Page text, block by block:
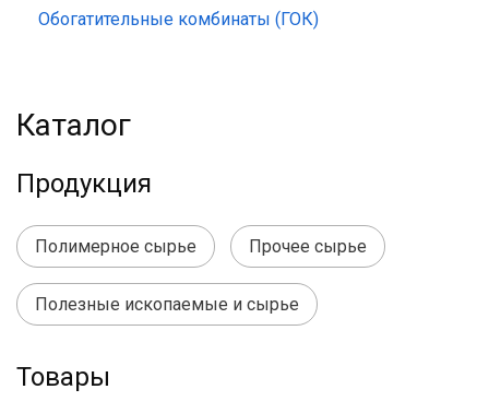
Обогатительные комбинаты (ГОК)
Каталог
Продукция
Полимерное сырье Прочее сырье
Полезные ископаемые и сырье
Товары